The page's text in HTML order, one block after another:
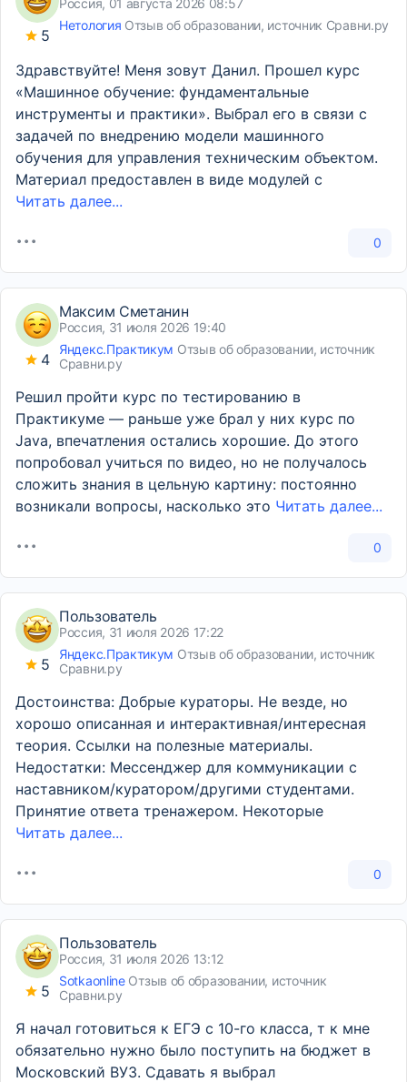
5
Россия, 01 августа 2026 08:57
Нетология Отзыв об образовании, источник Сравни.ру
Здравствуйте! Меня зовут Данил. Прошел курс
«Машинное обучение: фундаментальные
инструменты и практики». Выбрал его в связи с
задачей по внедрению модели машинного
обучения для управления техническим объектом.
Материал предоставлен в виде модулей с
Читать далее...
0
4
Максим Сметанин
Россия, 31 июля 2026 19:40
Яндекс.Практикум Отзыв об образовании, источник
Сравни.ру
Решил пройти курс по тестированию в
Практикуме — раньше уже брал у них курс по
Java, впечатления остались хорошие. До этого
попробовал учиться по видео, но не получалось
сложить знания в цельную картину: постоянно
возникали вопросы, насколько это Читать далее...
0
5
Пользователь
Россия, 31 июля 2026 17:22
Яндекс.Практикум Отзыв об образовании, источник
Сравни.ру
Достоинства: Добрые кураторы. Не везде, но
хорошо описанная и интерактивная/интересная
теория. Ссылки на полезные материалы.
Недостатки: Мессенджер для коммуникации с
наставником/куратором/другими студентами.
Принятие ответа тренажером. Некоторые
Читать далее...
0
5
Пользователь
Россия, 31 июля 2026 13:12
SotkaonlineОтзыв об образовании, источник
Сравни.ру
Я начал готовиться к ЕГЭ с 10-го класса, т к мне
обязательно нужно было поступить на бюджет в
Московский ВУЗ. Сдавать я выбрал